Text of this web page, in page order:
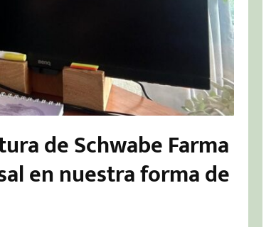
de Schwabe Farma
en nuestra forma de